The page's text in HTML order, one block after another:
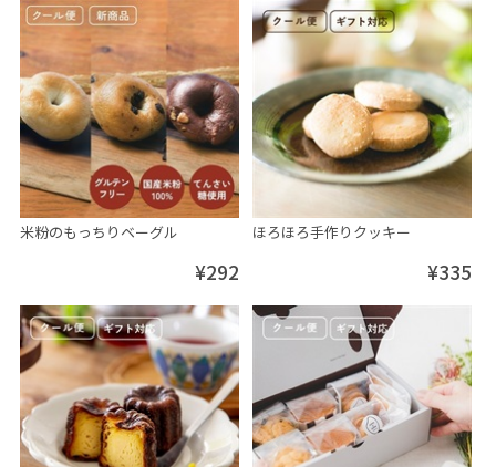
米粉のもっちりベーグル
¥292
ほろほろ手作りクッキー
¥335